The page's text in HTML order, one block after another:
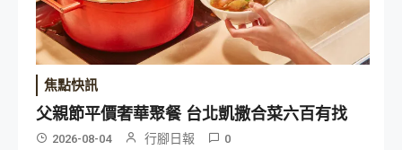
焦點快訊
父親節平價奢華聚餐 台北凱撒合菜六百有找
2026-08-04 行腳日報 0